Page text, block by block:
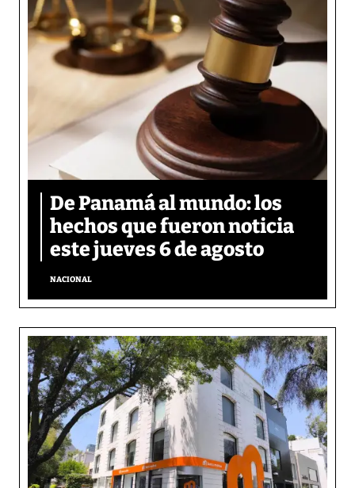
De Panamá al mundo: los
hechos que fueron noticia
este jueves 6 de agosto
NACIONAL